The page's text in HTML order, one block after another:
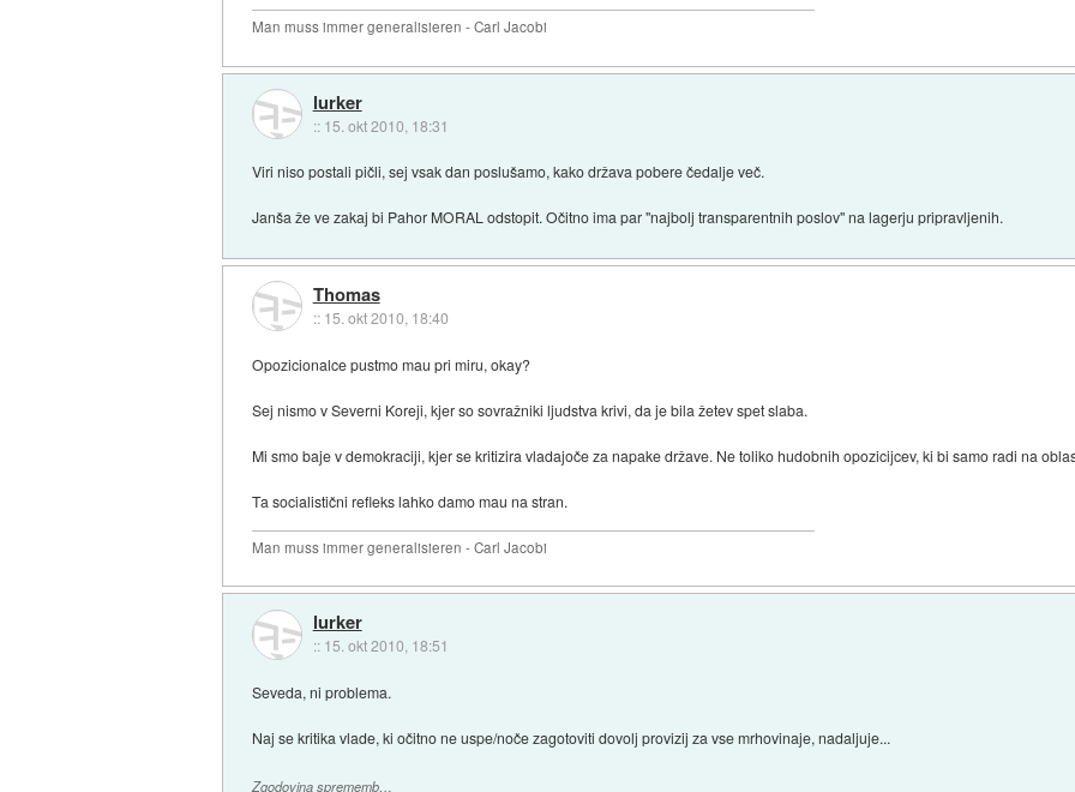
Man muss immer generalisieren - Carl Jacobi
lurker
:: 15. okt 2010, 18:31
Viri niso postali pičli, sej vsak dan poslušamo, kako država pobere čedalje več.
Janša že ve zakaj bi Pahor MORAL odstopit. Očitno ima par "najbolj transparentnih poslov" na lagerju pripravljenih.
Thomas
:: 15. okt 2010, 18:40
Opozicionalce pustmo mau pri miru, okay?
Sej nismo v Severni Koreji, kjer so sovražniki ljudstva krivi, da je bila žetev spet slaba.
Mi smo baje v demokraciji, kjer se kritizira vladajoče za napake države. Ne toliko hudobnih opozicijcev, ki bi samo radi na
Ta socialistični refleks lahko damo mau na stran.
Man muss immer generalisieren - Carl Jacobi
lurker
:: 15. okt 2010, 18:51
Seveda, ni problema.
Naj se kritika vlade, ki očitno ne uspe/noče zagotoviti dovolj provizij za vse mrhovinaje, nadaljuje...
Zgodovina sprememb…